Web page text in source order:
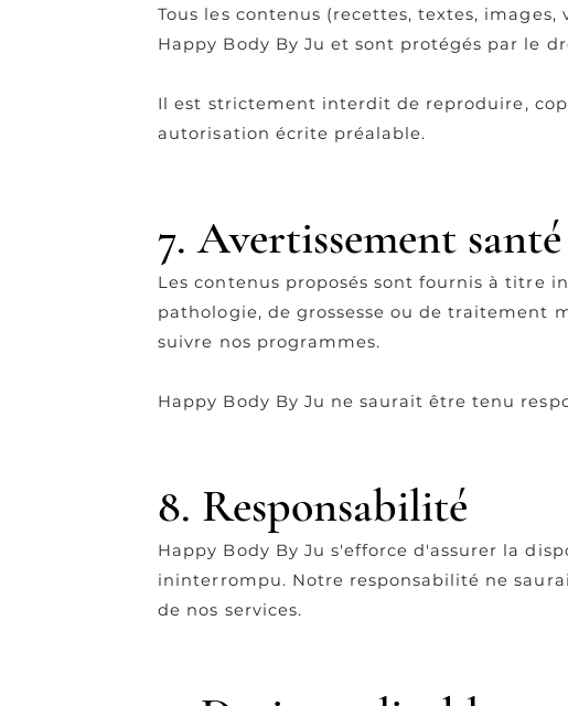
Tous les contenus (recettes, textes,
Happy Body By Ju et sont protégés par le
Il est strictement interdit de reproduire,
autorisation écrite préalable.
7. Avertissement santé
Les contenus proposés sont fournis à titre
pathologie, de grossesse ou de traitement
suivre nos programmes.
Happy Body By Ju ne saurait être tenu
8. Responsabilité
Happy Body By Ju s'efforce d'assurer la
ininterrompu. Notre responsabilité ne
de nos services.